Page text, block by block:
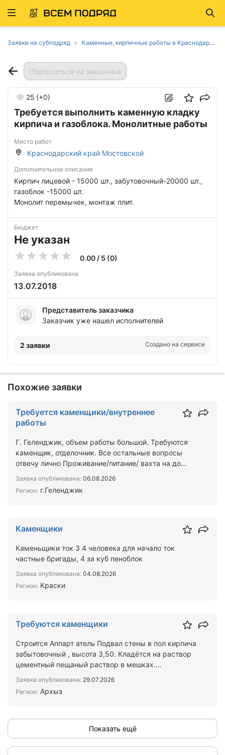
Развернуть
Заявки на субподряд Каменные, кирпичные работы в Краснодарском крае
Подписаться на заказчика
Требуется выполнить каменную кладку
кирпича и газоблока. Монолитные работы
25 (+0)
Место работ
Краснодарский край Мостовской
Дополнительное описание
Кирпич лицевой - 15000 шт., забутовочный-20000 шт.,
газоблок -15000 шт.
Монолит перемычек, монтаж плит.
Бюджет
Не указан
0.00 / 5 (0)
Заявка опубликована
13.07.2018
Представитель заказчика
Заказчик уже нашел исполнителей
2 заявки Создано на сервисе
Похожие заявки
Требуется каменщики/внутреннее
работы
Г. Геленджик, объем работы большой. Требуются
каменщик, отделочник. Все остальные вопросы
отвечу лично Проживание/питание/ вахта на до
Заявка опубликована: 06.08.2026
Регион: г.Геленджик
Каменщики
Каменьщики ток 3 4 человека для начало ток
частные бригады, 4 за куб пеноблок
Заявка опубликована: 04.08.2026
Регион: Краски
Требуются каменщики
Строится Аппарт атель Подвал стены в пол кирпича
забытовочный , высота 3,50. Кладётся на раствор
цементный пещаный раствор в мешках.
Заявка опубликована: 29.07.2026
Регион: Архыз
Показать ещё